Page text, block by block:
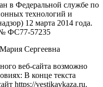
в Федеральной службе по
технологий и
12 марта 2014 года.
№ ФС77-57235
Сергеевна
веб-сайта возможно
В конце текста
https://vestikavkaza.ru.